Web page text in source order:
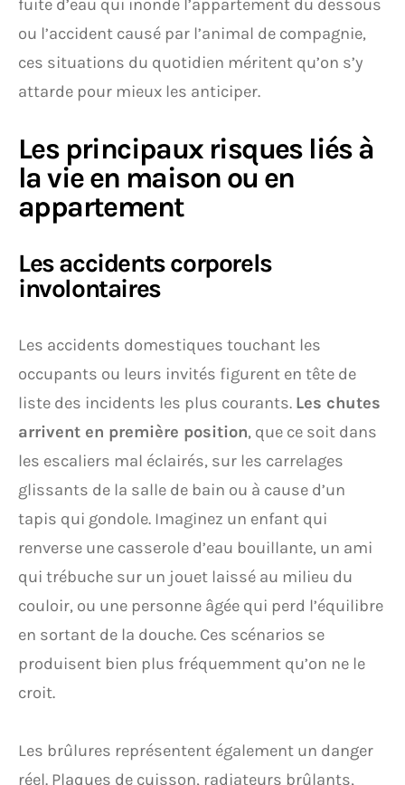
fuite d’eau qui inonde l’appartement du dessous
ou l’accident causé par l’animal de compagnie,
ces situations du quotidien méritent qu’on s’y
attarde pour mieux les anticiper.
Les principaux risques liés à
la vie en maison ou en
appartement
Les accidents corporels
involontaires
Les accidents domestiques touchant les
occupants ou leurs invités figurent en tête de
liste des incidents les plus courants. Les chutes
arrivent en première position, que ce soit dans
les escaliers mal éclairés, sur les carrelages
glissants de la salle de bain ou à cause d’un
tapis qui gondole. Imaginez un enfant qui
renverse une casserole d’eau bouillante, un ami
qui trébuche sur un jouet laissé au milieu du
couloir, ou une personne âgée qui perd l’équilibre
en sortant de la douche. Ces scénarios se
produisent bien plus fréquemment qu’on ne le
croit.
Les brûlures représentent également un danger
réel. Plaques de cuisson, radiateurs brûlants,